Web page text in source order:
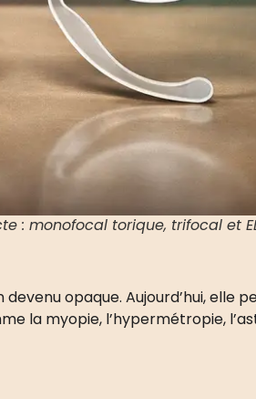
: monofocal torique, trifocal et
opaque. Aujourd’hui, elle
la myopie, l’hypermétropie,